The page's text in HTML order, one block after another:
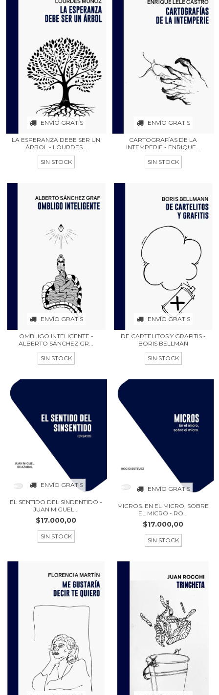
ENVÍO GRATIS
LA ESPERANZA DEBE SER UN
ÁRBOL - LOURDES...
SIN STOCK
ENVÍO GRATIS
CARTOGRAFÍAS DE LA
INTEMPERIE - ENRIQUE...
SIN STOCK
ENVÍO GRATIS
OMBLIGO INTELIGENTE -
ALBERTO SÁNCHEZ GR...
SIN STOCK
ENVÍO GRATIS
DE CARTELITOS Y GRAFITIS -
BORIS BELLMAN
SIN STOCK
ENVÍO GRATIS
EL SENTIDO DEL SINDENTIDO -
JUAN MIGUEL...
$17.000,00
SIN STOCK
ENVÍO GRATIS
MICROS. EN EL MICRO, SOBRE
EL MICRO - RO...
$17.000,00
SIN STOCK